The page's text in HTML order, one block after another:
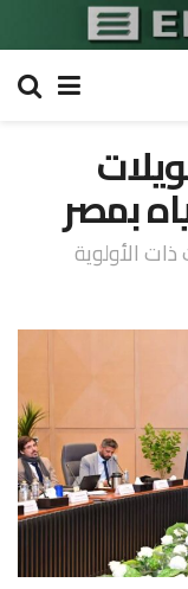
بمصر
الأولوية